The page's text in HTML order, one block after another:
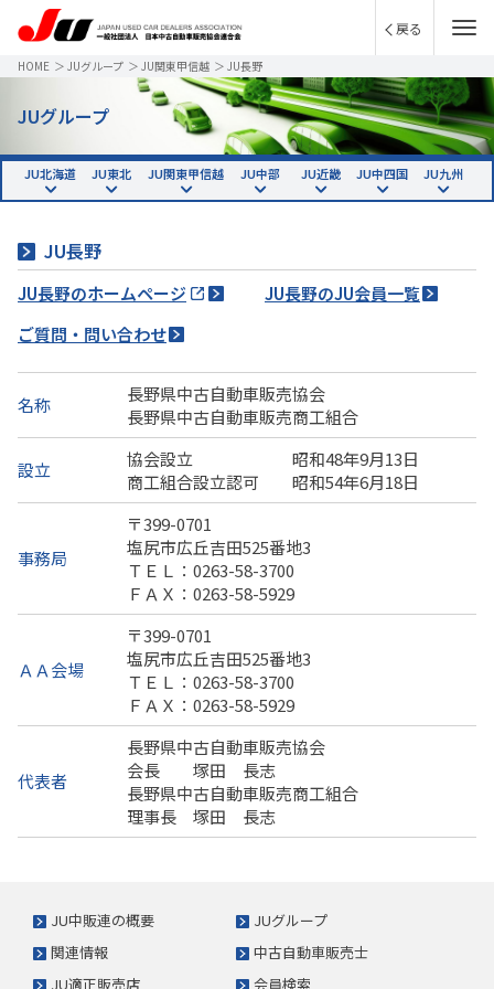
戻る
HOME ＞ JUグループ ＞ JU関東甲信越 ＞ JU長野
JUグループ
JU北海道 JU東北 JU関東甲信越 JU中部 JU近畿 JU中四国 JU九州
JU長野
JU長野のホームページ
JU長野のJU会員一覧
ご質問・問い合わせ
名称
長野県中古自動車販売協会
長野県中古自動車販売商工組合
設立
協会設立 昭和48年9月13日
商工組合設立認可 昭和54年6月18日
事務局
〒399-0701
塩尻市広丘吉田525番地3
ＴＥＬ：0263-58-3700
ＦＡＸ：0263-58-5929
ＡＡ会場
〒399-0701
塩尻市広丘吉田525番地3
ＴＥＬ：0263-58-3700
ＦＡＸ：0263-58-5929
代表者
長野県中古自動車販売協会
会長 塚田 長志
長野県中古自動車販売商工組合
理事長 塚田 長志
JU中販連の概要
JUグループ
関連情報
中古自動車販売士
JU適正販売店
会員検索